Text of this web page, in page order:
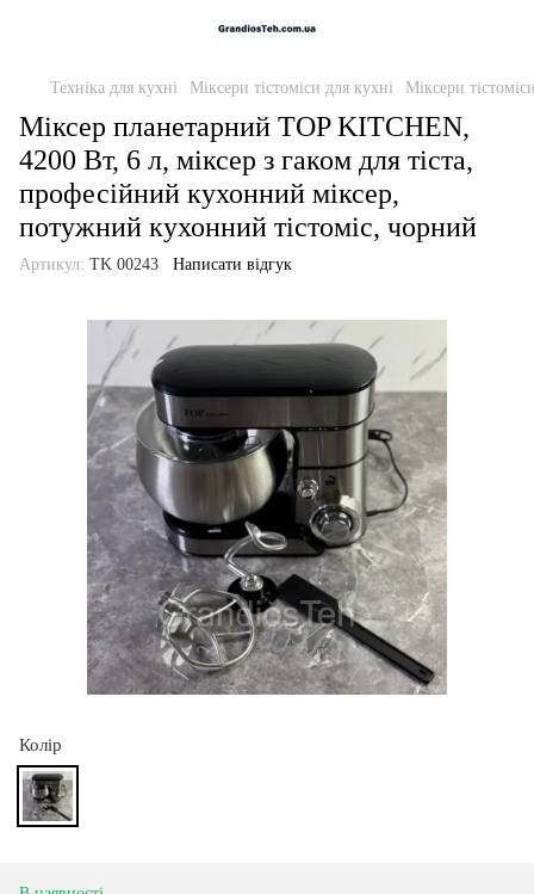
Техніка для кухні Міксери тістоміси для кухні Міксери
Міксер планетарний TOP KITCHEN,
4200 Вт, 6 л, міксер з гаком для тіста,
професійний кухонний міксер,
потужний кухонний тістоміс, чорний
Артикул: TK 00243 Написати відгук
Колір